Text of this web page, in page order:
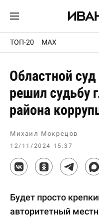
ТОП-20 MAX
Областной
решил судьбу
района
Михаил Мокрецов
12/11/2024 15:37
Будет просто
авторитетный